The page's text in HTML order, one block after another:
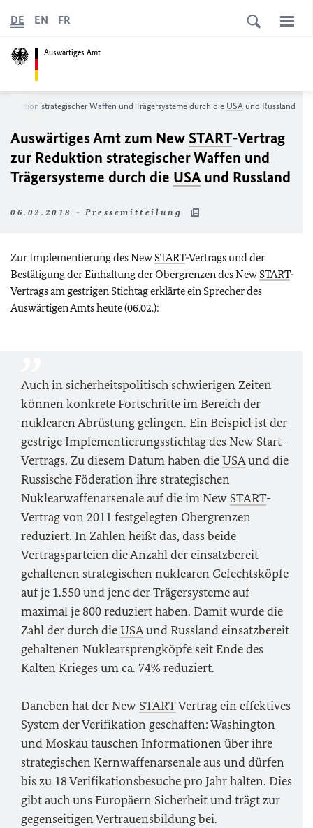
Auswärtiges Amt
DE EN FR
strategischer Waffen und Trägersysteme durch die USA und Russland
Auswärtiges Amt zum New START-Vertrag
zur Reduktion strategischer Waffen und
Trägersysteme durch die USAund Russland
06.02.2018 - Pressemitteilung
Zur Implementierung des New START-Vertrags und der
Bestätigung der Einhaltung der Obergrenzen des New START-
Vertrags am gestrigen Stichtag erklärte ein Sprecher des
Auswärtigen Amts heute (06.02.):
Auch in sicherheitspolitisch schwierigen Zeiten
können konkrete Fortschritte im Bereich der
nuklearen Abrüstung gelingen. Ein Beispiel ist der
gestrige Implementierungsstichtag des New Start-
Vertrags. Zu diesem Datum haben dieUSAund die
Russische Föderation ihre strategischen
Nuklearwaffenarsenale auf die im New START-
Vertrag von 2011 festgelegten Obergrenzen
reduziert. In Zahlen heißt das, dass beide
Vertragsparteien die Anzahl der einsatzbereit
gehaltenen strategischen nuklearen Gefechtsköpfe
auf je 1.550 und jene der Trägersysteme auf
maximal je 800 reduziert haben. Damit wurde die
Zahl der durch dieUSAund Russland einsatzbereit
gehaltenen Nuklearsprengköpfe seit Ende des
Kalten Krieges um ca. 74% reduziert.
Daneben hat der New STARTVertrag ein effektives
System der Verifikation geschaffen: Washington
und Moskau tauschen Informationen über ihre
strategischen Kernwaffenarsenale aus und dürfen
bis zu 18 Verifikationsbesuche pro Jahr halten. Dies
gibt auch uns Europäern Sicherheit und trägt zur
gegenseitigen Vertrauensbildung bei.